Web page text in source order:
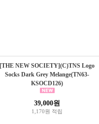
[THE NEW SOCIETY](C)TNS Logo
Socks Dark Grey Melange(TN63-
KSOCD126)
39,000원
1,170원 적립